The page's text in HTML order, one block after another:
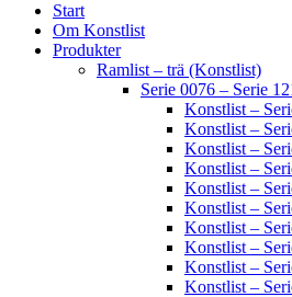
Start
Om Konstlist
Produkter
Ramlist – trä (Konstlist)
Serie 0076 – Serie
Konstlist –
Konstlist –
Konstlist –
Konstlist –
Konstlist –
Konstlist –
Konstlist –
Konstlist –
Konstlist –
Konstlist –